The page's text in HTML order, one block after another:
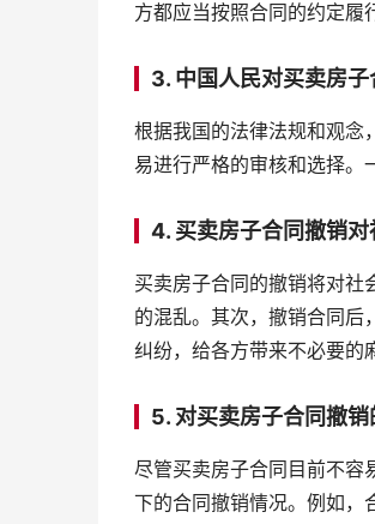
方都应当按照合同的约定履
3. 中国人民对买卖房
根据我国的法律法规和观念
易进行严格的审核和选择。
4. 买卖房子合同撤销
买卖房子合同的撤销将对社
的混乱。其次，撤销合同后
纠纷，给各方带来不必要的
5. 对买卖房子合同撤
尽管买卖房子合同目前不容
下的合同撤销情况。例如，